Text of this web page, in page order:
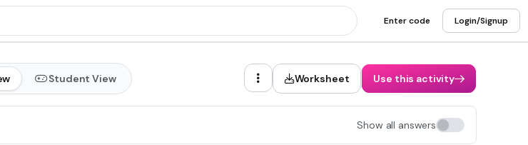
Enter code Login/Signup
Student View Worksheet Use this activity
Show all answers